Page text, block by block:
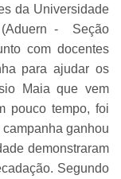
da Universidade
- Seção
com docentes
para ajudar os
Maia que vem
pouco tempo, foi
ganhou
demonstraram
Segundo